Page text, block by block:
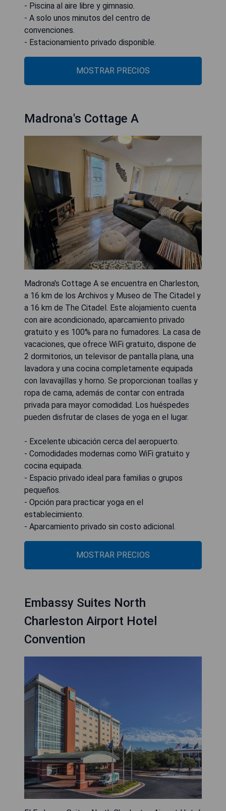
- Piscina al aire libre y gimnasio.
- A solo unos minutos del centro de
convenciones.
- Estacionamiento privado disponible.
MOSTRAR PRECIOS
Madrona's Cottage A
Madrona's Cottage A se encuentra en Charleston,
a 16 km de los Archivos y Museo de The Citadel y
a 16 km de The Citadel. Este alojamiento cuenta
con aire acondicionado, aparcamiento privado
gratuito y es 100% para no fumadores. La casa de
vacaciones, que ofrece WiFi gratuito, dispone de
2 dormitorios, un televisor de pantalla plana, una
lavadora y una cocina completamente equipada
con lavavajillas y horno. Se proporcionan toallas y
ropa de cama, además de contar con entrada
privada para mayor comodidad. Los huéspedes
pueden disfrutar de clases de yoga en el lugar.
- Excelente ubicación cerca del aeropuerto.
- Comodidades modernas como WiFi gratuito y
cocina equipada.
- Espacio privado ideal para familias o grupos
pequeños.
- Opción para practicar yoga en el
establecimiento.
- Aparcamiento privado sin costo adicional.
MOSTRAR PRECIOS
Embassy Suites North
Charleston Airport Hotel
Convention